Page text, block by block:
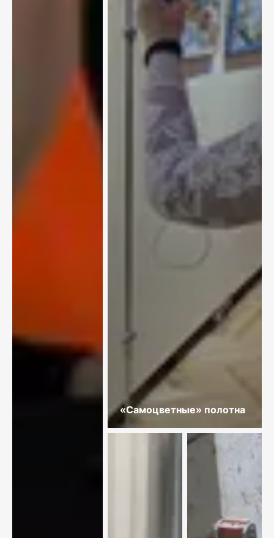
«Самоцветные» полотна